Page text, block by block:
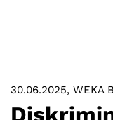
30.06.2025 WEKA